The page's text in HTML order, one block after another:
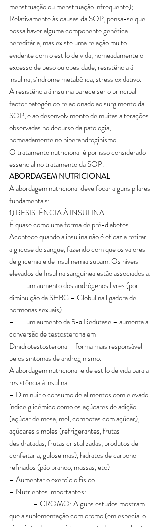
menstruação ou menstruação infrequente);
Relativamente às causas da SOP, pensa-se que
possa haver alguma componente genética
hereditária, mas existe uma relação muito
evidente com o estilo de vida, nomeadamente o
excesso de peso ou obesidade, resistência à
insulina, síndrome metabólica, stress oxidativo.
A resistência à insulina parece ser o principal
factor patogénico relacionado ao surgimento da
SOP, e ao desenvolvimento de muitas alterações
observadas no decurso da patologia,
nomeadamente no hiperandroginismo.
O tratamento nutricional é por isso considerado
essencial no tratamento da SOP.
ABORDAGEM NUTRICIONAL
A abordagem nutricional deve focar alguns pilares
fundamentais:
1) RESISTÊNCIA À INSULINA
É quase como uma forma de pré-diabetes.
Acontece quando a insulina não é eficaz a retirar
a glicose do sangue, fazendo com que os valores
de glicemia e de insulinemia subam. Os níveis
elevados de Insulina sanguínea estão associados a:
–        um aumento dos andrógenos livres (por
diminuição da SHBG – Globulina ligadora de
hormonas sexuais)
–        um aumento da 5-α Redutase – aumenta a
conversão de testosterona em
Dihidrotestosterona – forma mais responsável
pelos sintomas de androginismo.
A abordagem nutricional e de estilo de vida para a
resistência à insulina:
– Diminuir o consumo de alimentos com elevado
índice glicémico como os açúcares de adição
(açúcar de mesa, mel, compotas com açúcar),
açúcares simples (refrigerantes, frutas
desidratadas, frutas cristalizadas, produtos de
confeitaria, guloseimas), hidratos de carbono
refinados (pão branco, massas, etc)
– Aumentar o exercício físico
– Nutrientes importantes:
que a suplementação com cromo (em especial o